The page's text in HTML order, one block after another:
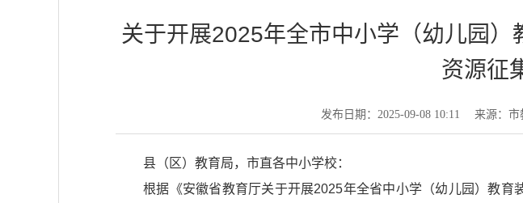
关于开展2025年全市中小学（幼儿园
资源征
发布日期：2025-09-08 10:11 来源：市
县（区）教育局，市直各中小学校：
根据《安徽省教育厅关于开展2025年全省中小学（幼儿园）教